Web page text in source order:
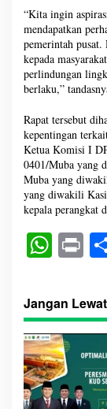
“Kita ingin
mendapatkan
pemerintah
kepada
perlindungan
berlaku,”
Rapat tersebut
kepentingan
Ketua Komisi I
0401/Muba yang
Muba yang
yang diwakili
kepala perangkat
W
ts
A
pp
Pr
t
Jangan